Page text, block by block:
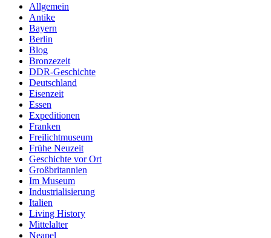
Allgemein
Antike
Bayern
Berlin
Blog
Bronzezeit
DDR-Geschichte
Deutschland
Eisenzeit
Essen
Expeditionen
Franken
Freilichtmuseum
Frühe Neuzeit
Geschichte vor Ort
Großbritannien
Im Museum
Industrialisierung
Italien
Living History
Mittelalter
Neapel